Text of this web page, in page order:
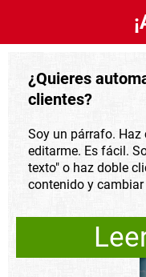
¿Quieres
clientes?
Soy un párrafo.
editarme. Es fácil.
texto" o haz doble
contenido y